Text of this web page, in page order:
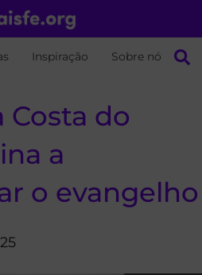
Inspiração Sobre nós
do
a
o evangelho